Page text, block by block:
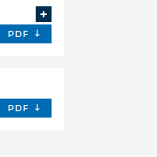
PDF
PDF